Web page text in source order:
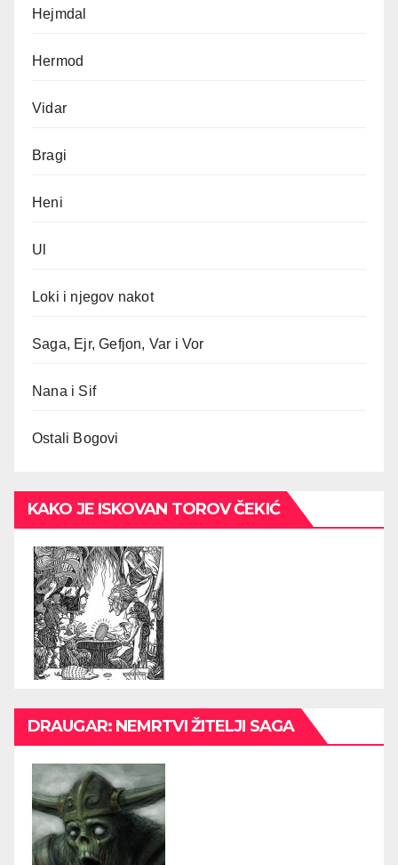
Hejmdal
Hermod
Vidar
Bragi
Heni
Ul
Loki i njegov nakot
Saga, Ejr, Gefjon, Var i Vor
Nana i Sif
Ostali Bogovi
KAKO JE ISKOVAN TOROV ČEKIĆ
DRAUGAR: NEMRTVI ŽITELJI SAGA